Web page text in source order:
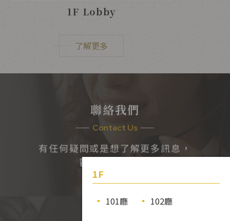
1F
101廳
102廳
1F Lobby
了解更多
聯絡我們
Contact Us
有任何疑問或是想了解更多訊息，
歡迎與我們聯繫